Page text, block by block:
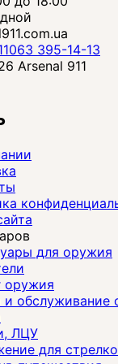
063 395-14-13
Arsenal 911
для оружия
оружия
и обслуживание
ЛЦУ
для